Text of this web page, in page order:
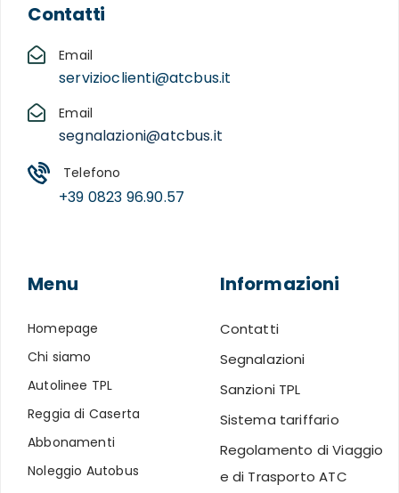
Contatti
Email
servizioclienti@atcbus.it
Email
segnalazioni@atcbus.it
Telefono
+39 0823 96.90.57
Menu
Homepage
Chi siamo
Autolinee TPL
Reggia di Caserta
Abbonamenti
Noleggio Autobus
Informazioni
Contatti
Segnalazioni
Sanzioni TPL
Sistema tariffario
Regolamento di Viaggio
e di Trasporto ATC